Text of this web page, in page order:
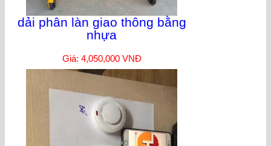
dải phân làn giao thông bằng
nhựa
Giá: 4,050,000 VNĐ